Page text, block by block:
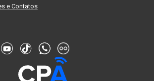
e Contatos